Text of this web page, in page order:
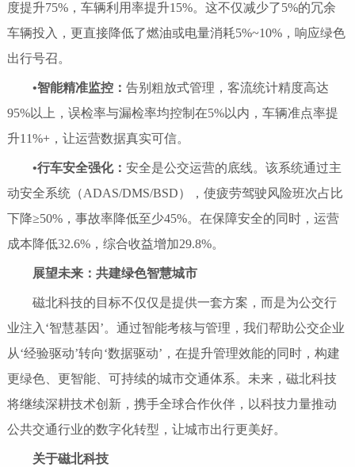
度提升75%，车辆利用率提升15%。这不仅减少了5%的冗余
车辆投入，更直接降低了燃油或电量消耗5%~10%，响应绿色
出行号召。
•智能精准监控： 告别粗放式管理，客流统计精度高达
95%以上，误检率与漏检率均控制在5%以内，车辆准点率提
升11%+，让运营数据真实可信。
•行车安全强化： 安全是公交运营的底线。该系统通过主
动安全系统（ADAS/DMS/BSD），使疲劳驾驶风险班次占比
下降≥50%，事故率降低至少45%。在保障安全的同时，运营
成本降低32.6%，综合收益增加29.8%。
展望未来：共建绿色智慧城市
磁北科技的目标不仅仅是提供一套方案，而是为公交行
业注入‘智慧基因’。通过智能考核与管理，我们帮助公交企业
从‘经验驱动’转向‘数据驱动’，在提升管理效能的同时，构建
更绿色、更智能、可持续的城市交通体系。未来，磁北科技
将继续深耕技术创新，携手全球合作伙伴，以科技力量推动
公共交通行业的数字化转型，让城市出行更美好。
关于磁北科技